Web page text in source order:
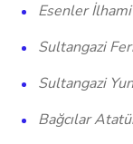
Esenler
Sultangazi
Sultangazi
Bağcılar